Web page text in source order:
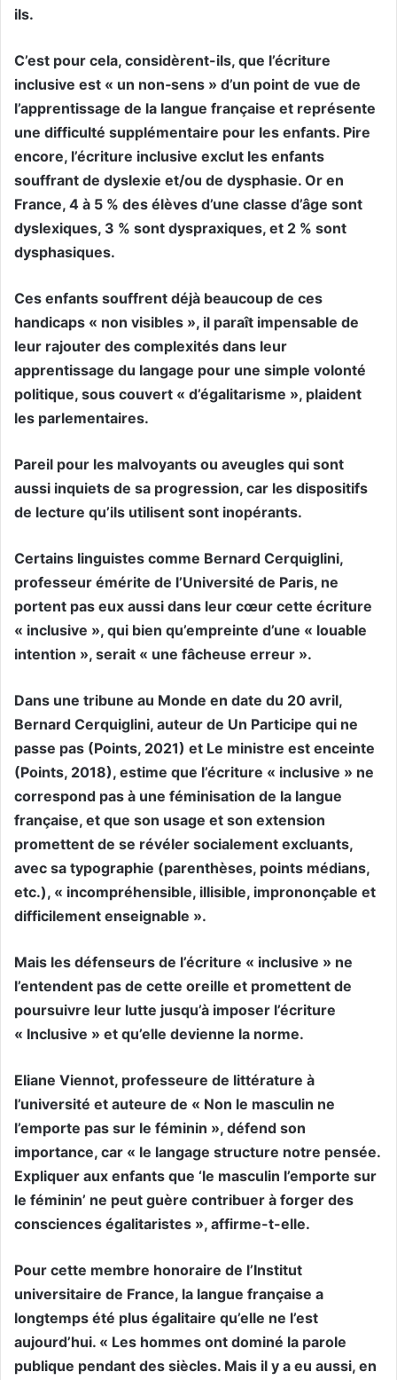
ils.
C’est pour cela, considèrent-ils, que l’écriture
inclusive est « un non‑sens » d’un point de vue de
l’apprentissage de la langue française et représente
une difficulté supplémentaire pour les enfants. Pire
encore, l’écriture inclusive exclut les enfants
souffrant de dyslexie et/ou de dysphasie. Or en
France, 4 à 5 % des élèves d’une classe d’âge sont
dyslexiques, 3 % sont dyspraxiques, et 2 % sont
dysphasiques.
Ces enfants souffrent déjà beaucoup de ces
handicaps « non visibles », il paraît impensable de
leur rajouter des complexités dans leur
apprentissage du langage pour une simple volonté
politique, sous couvert « d’égalitarisme », plaident
les parlementaires.
Pareil pour les malvoyants ou aveugles qui sont
aussi inquiets de sa progression, car les dispositifs
de lecture qu’ils utilisent sont inopérants.
Certains linguistes comme Bernard Cerquiglini,
professeur émérite de l’Université de Paris, ne
portent pas eux aussi dans leur cœur cette écriture
« inclusive », qui bien qu’empreinte d’une « louable
intention », serait « une fâcheuse erreur ».
Dans une tribune au Monde en date du 20 avril,
Bernard Cerquiglini, auteur de Un Participe qui ne
passe pas (Points, 2021) et Le ministre est enceinte
(Points, 2018), estime que l’écriture « inclusive » ne
correspond pas à une féminisation de la langue
française, et que son usage et son extension
promettent de se révéler socialement excluants,
avec sa typographie (parenthèses, points médians,
etc.), « incompréhensible, illisible, imprononçable et
difficilement enseignable ».
Mais les défenseurs de l’écriture « inclusive » ne
l’entendent pas de cette oreille et promettent de
poursuivre leur lutte jusqu’à imposer l’écriture
« Inclusive » et qu’elle devienne la norme.
Eliane Viennot, professeure de littérature à
l’université et auteure de « Non le masculin ne
l’emporte pas sur le féminin », défend son
importance, car « le langage structure notre pensée.
Expliquer aux enfants que ‘le masculin l’emporte sur
le féminin’ ne peut guère contribuer à forger des
consciences égalitaristes », affirme-t-elle.
Pour cette membre honoraire de l’Institut
universitaire de France, la langue française a
longtemps été plus égalitaire qu’elle ne l’est
aujourd’hui. « Les hommes ont dominé la parole
publique pendant des siècles. Mais il y a eu aussi, en